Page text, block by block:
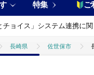
特集 ご
チョイス」システム連携に
長崎県 佐世保市